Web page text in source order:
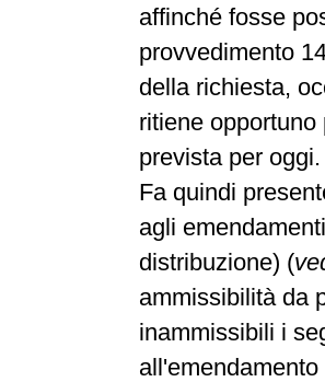
affinché fosse
provvedimento
della richiesta,
ritiene
prevista per oggi.
Fa quindi
agli
distribuzione) (
ammissibilità da
inammissibili i